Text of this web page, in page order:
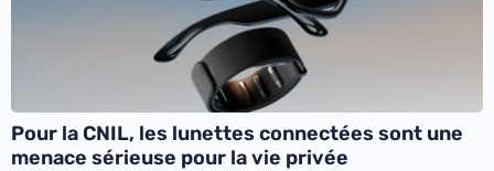
Pour la CNIL, les lunettes connectées sont une
menace sérieuse pour la vie privée